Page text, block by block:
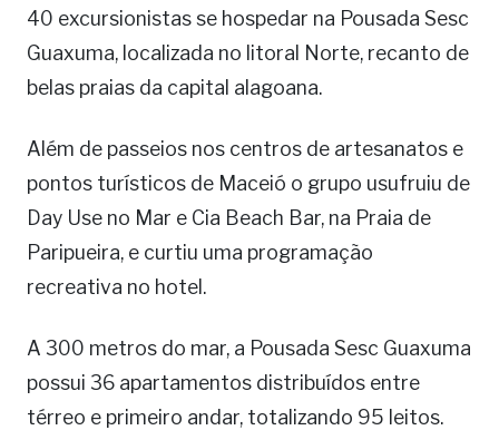
40 excursionistas se hospedar na Pousada Sesc
Guaxuma, localizada no litoral Norte, recanto de
belas praias da capital alagoana.
Além de passeios nos centros de artesanatos e
pontos turísticos de Maceió o grupo usufruiu de
Day Use no Mar e Cia Beach Bar, na Praia de
Paripueira, e curtiu uma programação
recreativa no hotel.
A 300 metros do mar, a Pousada Sesc Guaxuma
possui 36 apartamentos distribuídos entre
térreo e primeiro andar, totalizando 95 leitos.